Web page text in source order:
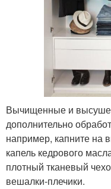
Вычищенные и
дополнительно
например, капните на
капель кедрового
плотный тканевый
вешалки-плечики.